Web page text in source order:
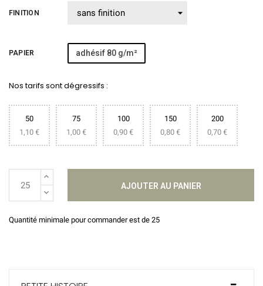
FINITION
PAPIER adhésif 80 g/m²
Nos tarifs sont dégressifs :
50
1,10 €
75
1,00 €
100
0,90 €
150
0,80 €
200
0,70 €
AJOUTER AU PANIER
Quantité minimale pour commander est de 25